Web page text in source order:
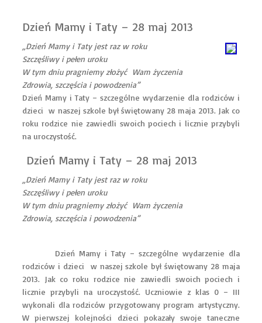
Dzień Mamy i Taty – 28 maj 2013
„Dzień Mamy i Taty jest raz w roku
Szczęśliwy i pełen uroku
W tym dniu pragniemy złożyć Wam życzenia
Zdrowia, szczęścia i powodzenia”
Dzień Mamy i Taty – szczególne wydarzenie dla rodziców i
dzieci w naszej szkole był świętowany 28 maja 2013. Jak co
roku rodzice nie zawiedli swoich pociech i licznie przybyli
na uroczystość.
Dzień Mamy i Taty – 28 maj 2013
„Dzień Mamy i Taty jest raz w roku
Szczęśliwy i pełen uroku
W tym dniu pragniemy złożyć Wam życzenia
Zdrowia, szczęścia i powodzenia”
Dzień Mamy i Taty – szczególne wydarzenie dla
rodziców i dzieci w naszej szkole był świętowany 28 maja
2013. Jak co roku rodzice nie zawiedli swoich pociech i
licznie przybyli na uroczystość. Uczniowie z klas 0 – III
wykonali dla rodziców przygotowany program artystyczny.
W pierwszej kolejności dzieci pokazały swoje taneczne